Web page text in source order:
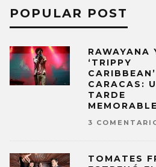
POPULAR POST
RAWAYANA
‘TRIPPY
CARACAS:
TARDE
MEMORABLE
3
TOMATES